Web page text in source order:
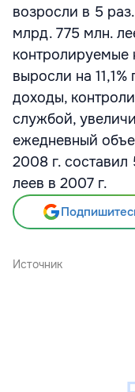
возросли в 5
млрд. 775 млн.
контролируемые
выросли на
доходы,
службой,
ежедневный
2008 г.
леев в 2007 г.
Источник